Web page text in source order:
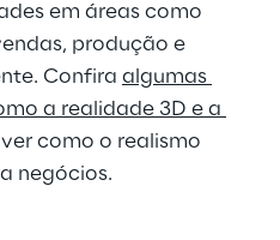
em áreas como
produção e
Confira algumas
a realidade 3D e a
como o realismo
negócios.